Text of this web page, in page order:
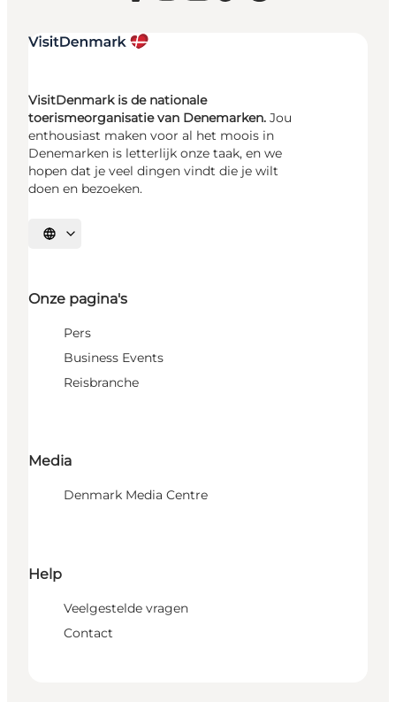
VisitDenmark is de nationale
toerismeorganisatie van Denemarken. Jou
enthousiast maken voor al het moois in
Denemarken is letterlijk onze taak, en we
hopen dat je veel dingen vindt die je wilt
doen en bezoeken.
Selecteer taal
Onze pagina's
Pers
Business Events
Reisbranche
Media
Denmark Media Centre
Help
Veelgestelde vragen
Contact